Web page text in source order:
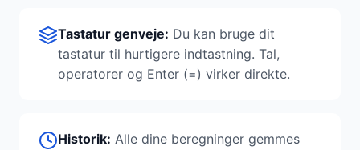
Tastatur genveje: Du kan bruge dit
tastatur til hurtigere indtastning. Tal,
operatorer og Enter (=) virker direkte.
Historik: Alle dine beregninger gemmes